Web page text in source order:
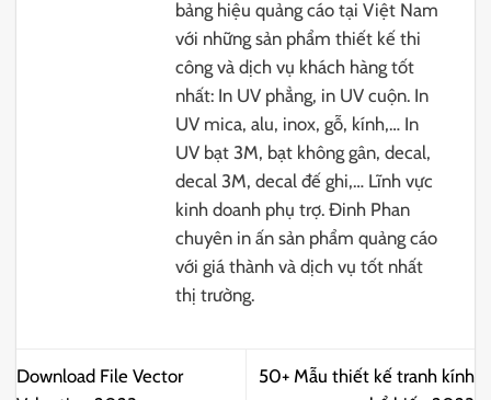
bảng hiệu quảng cáo tại Việt Nam
với những sản phẩm thiết kế thi
công và dịch vụ khách hàng tốt
nhất: In UV phẳng, in UV cuộn. In
UV mica, alu, inox, gỗ, kính,… In
UV bạt 3M, bạt không gân, decal,
decal 3M, decal đế ghi,… Lĩnh vực
kinh doanh phụ trợ. Đinh Phan
chuyên in ấn sản phẩm quảng cáo
với giá thành và dịch vụ tốt nhất
thị trường.
Download File Vector
50+ Mẫu thiết kế tranh kính